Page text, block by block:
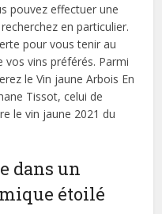
pouvez effectuer une
en particulier.
pour vous tenir au
vos vins préférés. Parmi
le Vin jaune Arbois En
Tissot, celui de
le vin jaune 2021 du
dans un
étoilé